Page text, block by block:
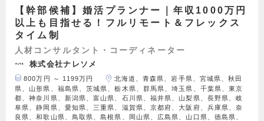
【幹部候補】婚活プランナー｜年収1000万円
以上も目指せる！フルリモート＆フレックス
タイム制
人材コンサルタント・コーディネーター
株式会社ナレソメ
800万円 ～ 1199万円
北海道、青森県、岩手県、宮城県、秋田
県、山形県、福島県、茨城県、栃木県、群馬県、埼玉県、千葉県、東京
都、神奈川県、新潟県、富山県、石川県、福井県、山梨県、長野県、岐
阜県、静岡県、愛知県、三重県、滋賀県、京都府、大阪府、兵庫県、奈
良県、和歌山県、鳥取県、島根県、岡山県、広島県、山口県、徳島県、